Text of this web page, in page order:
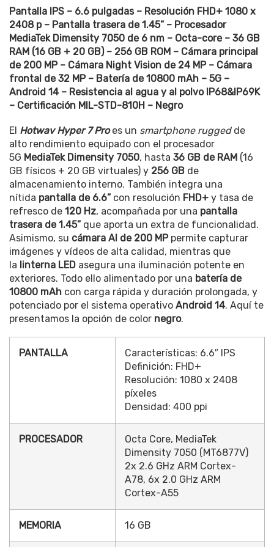
Pantalla IPS – 6.6 pulgadas – Resolución FHD+ 1080 x
2408 p – Pantalla trasera de 1.45” – Procesador
MediaTek Dimensity 7050 de 6 nm – Octa-core – 36 GB
RAM (16 GB + 20 GB) – 256 GB ROM – Cámara principal
de 200 MP – Cámara Night Vision de 24 MP – Cámara
frontal de 32 MP – Batería de 10800 mAh – 5G –
Android 14 – Resistencia al agua y al polvo IP68&IP69K
– Certificación MIL-STD-810H – Negro
El Hotwav Hyper 7 Proes un smartphone ruggedde
alto rendimiento equipado con el procesador
5G MediaTek Dimensity 7050, hasta 36 GB de RAM (16
GB físicos + 20 GB virtuales) y 256 GB de
almacenamiento interno. También integra una
nítida pantalla de 6.6” con resolución FHD+ y tasa de
refresco de 120 Hz, acompañada por una pantalla
trasera de 1.45” que aporta un extra de funcionalidad.
Asimismo, su cámara AI de 200 MPpermite capturar
imágenes y vídeos de alta calidad, mientras que
la linterna LED asegura una iluminación potente en
exteriores. Todo ello alimentado por una batería de
10800 mAh con carga rápida y duración prolongada, y
potenciado por el sistema operativo Android 14. Aquí te
presentamos la opción de color negro.
PANTALLA
Características: 6.6″ IPS
Definición: FHD+
Resolución: 1080 x 2408
píxeles
Densidad: 400 ppi
PROCESADOR
Octa Core, MediaTek
Dimensity 7050 (MT6877V)
2x 2.6 GHz ARM Cortex-
A78, 6x 2.0 GHz ARM
Cortex-A55
MEMORIA 16 GB